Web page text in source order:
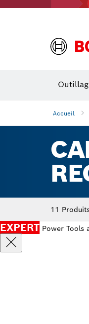
Accueil
11
EXPERT Power Tools